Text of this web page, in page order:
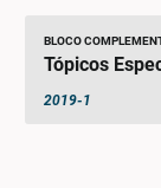
BLOCO
Tópicos
2019-1